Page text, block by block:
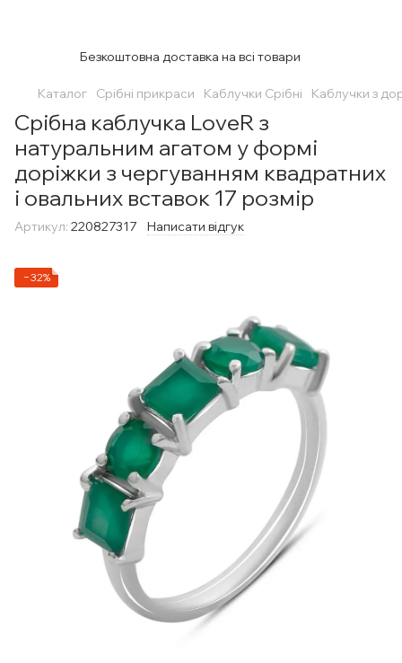
Безкоштовна доставка на всі товари
Каталог Срібні прикраси Каблучки Срібні Каблучки з
Срібна каблучка LoveR з
натуральним агатом у формі
доріжки з чергуванням квадратних
і овальних вставок 17 розмір
Артикул: 220827317 Написати відгук
−32%